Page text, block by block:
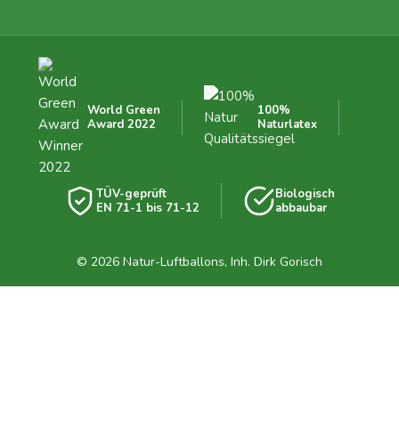
World Green
Award 2022
100%
Naturlatex
TÜV-geprüft
EN 71-1 bis 71-12
Biologisch
abbaubar
© 2026 Natur-Luftballons, Inh. Dirk Gorisch